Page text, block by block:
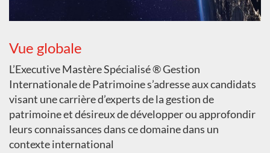
Vue globale
L’Executive Mastère Spécialisé ® Gestion
Internationale de Patrimoine s’adresse aux candidats
visant une carrière d’experts de la gestion de
patrimoine et désireux de développer ou approfondir
leurs connaissances dans ce domaine dans un
contexte international